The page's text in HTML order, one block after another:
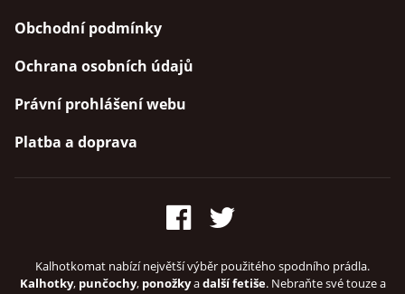
Obchodní podmínky
Ochrana osobních údajů
Právní prohlášení webu
Platba a doprava
Kalhotkomat nabízí největší výběr použitého spodního prádla.
Kalhotky, punčochy, ponožkyadalší fetiše. Nebraňte své touze a